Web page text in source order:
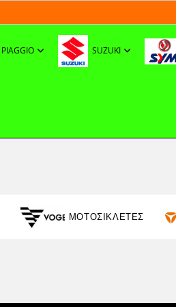
PIAGGIO SUZUKI
ΜΟΤΟΣΙΚΛΕΤΕΣ